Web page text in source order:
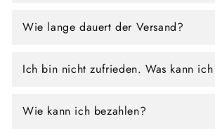
Wie lange dauert der Versand?
Ich bin nicht zufrieden. Was kann
Wie kann ich bezahlen?